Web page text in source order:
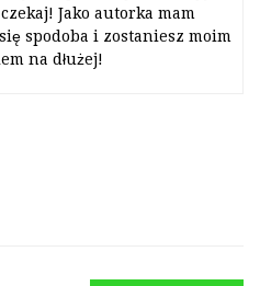
Jako autorka mam
spodoba i zostaniesz moim
na dłużej!